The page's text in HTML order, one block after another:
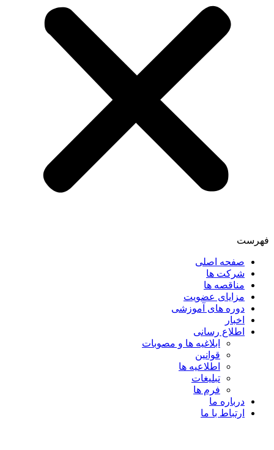
فهرست
صفحه اصلی
شرکت ها
مناقصه ها
مزایای عضویت
دوره های آموزشی
اخبار
اطلاع رسانی
ابلاغیه ها و مصوبات
قوانین
اطلاعیه ها
تبلیغات
فرم ها
درباره ما
ارتباط با ما